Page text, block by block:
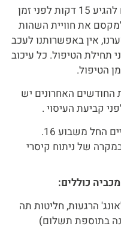
אנו ממליצים להגיע 15 דקות לפני זמן
את חוויית השהות
אין באפשרותנו לעכב
תחילת הטיפול. כל עיכוב
הטיפול.
האחרונים יש
קביעת העיסוי .
החל משבוע 16.
כוללים:
הרגעות, חליטות תה
בתוספת תשלום)